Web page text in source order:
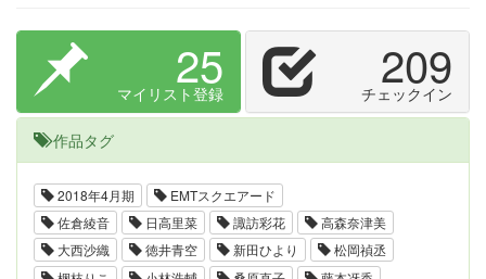
25
マイリスト登録 209
チェックイン
作品タグ
2018年4月期
EMTスクエアード
佐倉綾音
日高里菜 諏訪彩花
高森奈津美
大西沙織
徳井青空 新田ひより
松岡禎丞